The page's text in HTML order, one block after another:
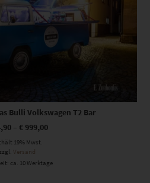
Bulli Volkswagen T2 Bar
– € 999,00
19% Mwst.
Versand
ca. 10 Werktage